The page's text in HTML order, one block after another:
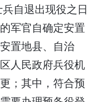
自退出现役之日
军官自确定安置
置地县、自治
人民政府兵役机
；其中，符合预